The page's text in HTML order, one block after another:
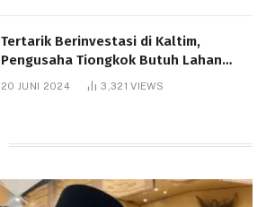
Tertarik Berinvestasi di Kaltim,
Pengusaha Tiongkok Butuh Lahan
20 JUNI 2024 3,321VIEWS